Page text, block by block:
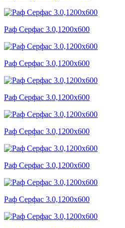
Раф Серфас 3.0,1200x600
Раф Серфас 3.0,1200x600
Раф Серфас 3.0,1200x600
Раф Серфас 3.0,1200x600
Раф Серфас 3.0,1200x600
Раф Серфас 3.0,1200x600